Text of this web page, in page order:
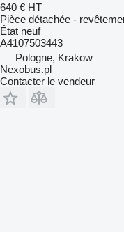
640 € HT
Pièce détachée -
État neuf
A4107503443
Pologne, Krakow
Nexobus.pl
Contacter le vendeur